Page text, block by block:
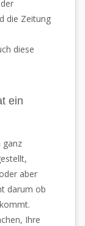
die Zeitung
diese
ein
ganz
aber
darum ob
Ihre